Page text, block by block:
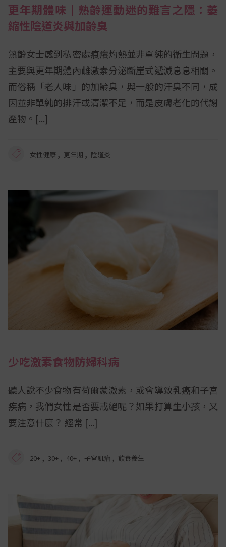
更年期體味｜熟齡運動迷的難言之隱：萎
縮性陰道炎與加齡臭
熟齡女士感到私密處痕癢灼熱並非單純的衛生問題，
主要與更年期體內雌激素分泌斷崖式遞減息息相關。
而俗稱「老人味」的加齡臭，與一般的汗臭不同，成
因並非單純的排汗或清潔不足，而是皮膚老化的代謝
產物。
女性健康 , 更年期 , 陰道炎
少吃激素食物防婦科病
聽人說不少食物有荷爾蒙激素，或會導致乳癌和子宮
疾病，我們女性是否要戒絕呢？如果打算生小孩，又
要注意什麼？ 經常
20+ , 30+ , 40+ , 子宮肌瘤 , 飲食養生